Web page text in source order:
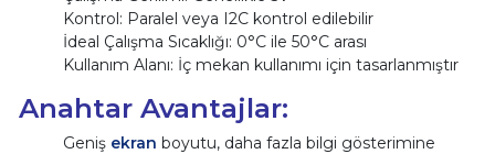
Kontrol: Paralel veya I2C kontrol edilebilir
İdeal Çalışma Sıcaklığı: 0°C ile 50°C arası
Kullanım Alanı: İç mekan kullanımı için tasarlanmıştır
Anahtar Avantajlar:
Geniş ekran boyutu, daha fazla bilgi gösterimine